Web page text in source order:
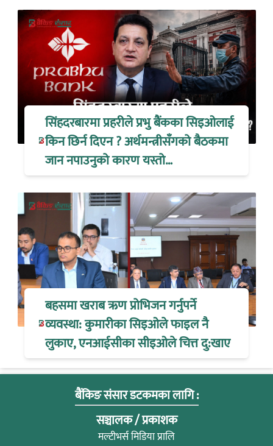
सिंहदरबारमा प्रहरीले प्रभु बैंकका सिइओलाई
किन छिर्न दिएन ? अर्थमन्त्रीसँगको बैठकमा
जान नपाउनुको कारण यस्तो…
बहसमा खराब ऋण प्रोभिजन गर्नुपर्ने
व्यवस्था: कुमारीका सिइओले फाइल नै
लुकाए, एनआईसीका सीइओले चित्त दु:खाए
बैंकिङ संसार डटकमका लागि :
सञ्चालक / प्रकाशक
मल्टीभर्स मिडिया प्रालि